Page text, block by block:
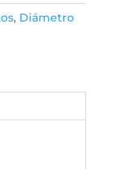
, Diámetro